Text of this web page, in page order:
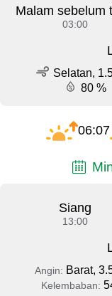
Malam sebelum
03:00
Selatan,
80 %
06:07
Siang
13:00
Angin: Barat,
Kelembaban: